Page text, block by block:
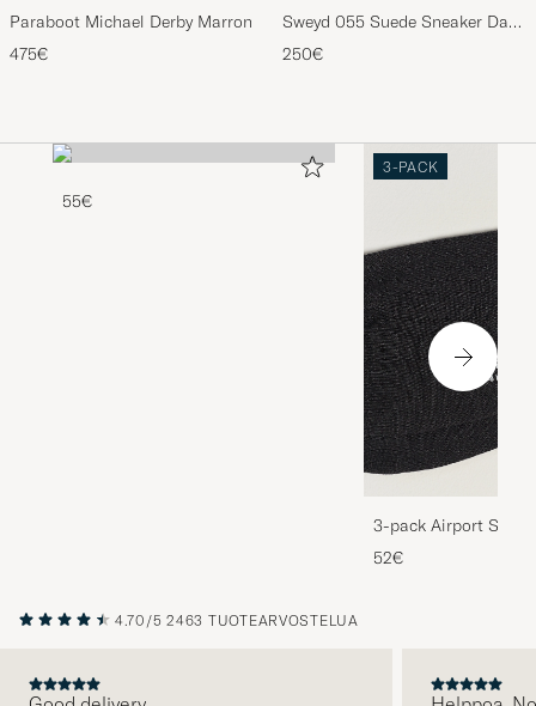
Paraboot Michael Derby Marron
475€
Sweyd 055 Suede Sneaker Dark
Grey
250€
55€
3-PACK
3-pack Airport
Melange
52€
4.70/5 2463 TUOTEARVOSTELUA